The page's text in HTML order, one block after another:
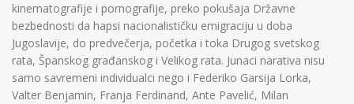
kinematografije i pornografije, preko pokušaja Državne
bezbednosti da hapsi nacionalističku emigraciju u doba
Jugoslavije, do predvečerja, početka i toka Drugog svetskog
rata, Španskog građanskog i Velikog rata. Junaci narativa nisu
samo savremeni individualci nego i Federiko Garsija Lorka,
Valter Benjamin, Franja Ferdinand, Ante Pavelić, Milan